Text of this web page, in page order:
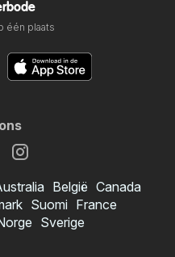
één plaats
België Canada
Suomi France
Sverige